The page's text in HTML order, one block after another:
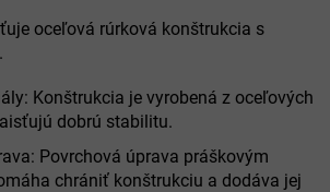
oceľová rúrková konštrukcia s
Konštrukcia je vyrobená z oceľových
dobrú stabilitu.
Povrchová úprava práškovým
chrániť konštrukciu a dodáva jej